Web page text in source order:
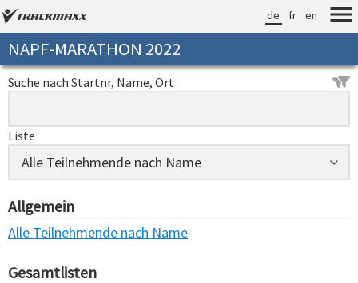
de fr en
NAPF-MARATHON 2022
Suche nach Startnr, Name, Ort
Liste
Allgemein
Alle Teilnehmende nach Name
Gesamtlisten